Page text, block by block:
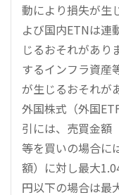
動により損失が生
よび国内ETNは連
じるおそれがあり
するインフラ資産
が生じるおそれが
外国株式（外国
引には、売買金額
等を買いの場合に
額）に対し最大
円以下の場合は最